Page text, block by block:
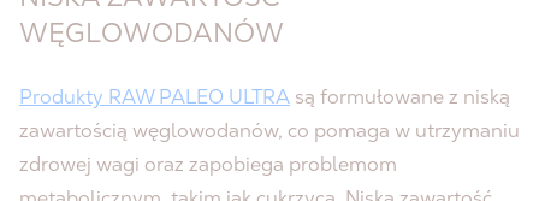
WĘGLOWODANÓW
Produkty RAW PALEO ULTRA są formułowane z niską
zawartością węglowodanów, co pomaga w utrzymaniu
zdrowej wagi oraz zapobiega problemom